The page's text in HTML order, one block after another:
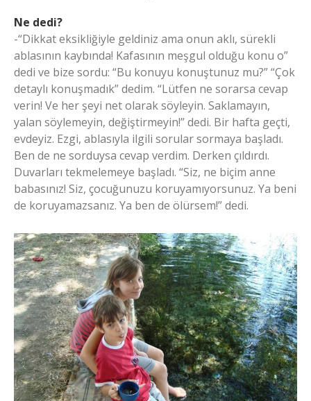
Ne dedi?
-“Dikkat eksikliğiyle geldiniz ama onun aklı, sürekli
ablasının kaybında! Kafasının meşgul olduğu konu o”
dedi ve bize sordu: “Bu konuyu konuştunuz mu?” “Çok
detaylı konuşmadık” dedim. “Lütfen ne sorarsa cevap
verin! Ve her şeyi net olarak söyleyin. Saklamayın,
yalan söylemeyin, değiştirmeyin!” dedi. Bir hafta geçti,
evdeyiz. Ezgi, ablasıyla ilgili sorular sormaya başladı.
Ben de ne sorduysa cevap verdim. Derken çıldırdı.
Duvarları tekmelemeye başladı. “Siz, ne biçim anne
babasınız! Siz, çocuğunuzu koruyamıyorsunuz. Ya beni
de koruyamazsanız. Ya ben de ölürsem!” dedi.